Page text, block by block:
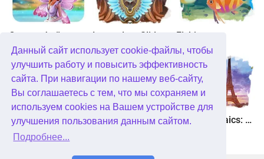
Данный сайт использует cookie-файлы, чтобы
улучшить работу и повысить эффективность
сайта. При навигации по нашему веб-сайту,
Вы соглашаетесь с тем, что мы сохраняем и
используем cookies на Вашем устройстве для
улучшения пользования данным сайтом.
Подробнее...
далеко неполный список головоломок, которые вас
поджидают в этом парке аттракционов. Вся игра разбита на
этапы по четыре игры в каждом. Каждая игра начинается с
того, что предсказатель выбирает вам очередное испытание.
По мере прохождения для вас открываются новые варианты
головоломок. Так же вы можете в любой момент сыграть в
одну из представленных мини-игр, которые дают возможность
заработать дополнительные призовые купоны.
Страна фей Legendary Slide Fishjong
Квадриум Пасьянс Белоснежка. Зачарованное королевство Travel Mosaics: A Paris Tour